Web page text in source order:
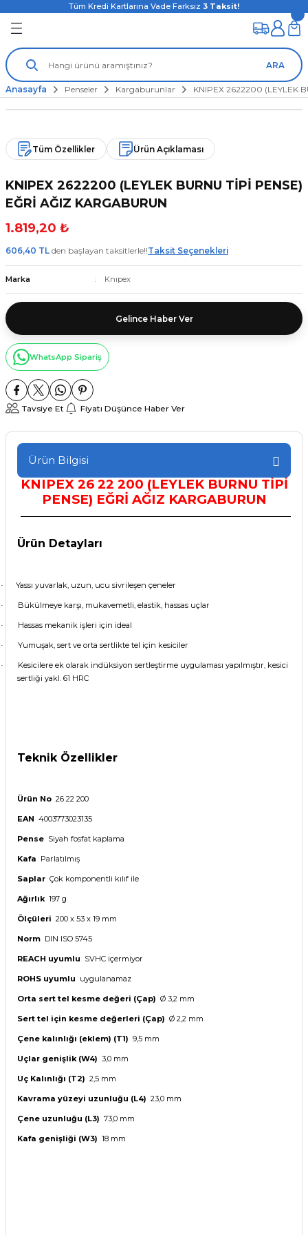
Tüm Kredi Kartlarına Vade Farksız 3 Taksit!
ARA
Anasayfa Penseler Kargaburunlar KNIPEX 2622200 (LEYLEK
Tüm Özellikler Ürün Açıklaması
KNIPEX 2622200 (LEYLEK BURNU TİPİ PENSE)
EĞRİ AĞIZ KARGABURUN
1.819,20 ₺
606,40 TL den başlayan taksitlerle!!Taksit Seçenekleri
Marka Knıpex
Gelince Haber Ver
WhatsApp Sipariş
Tavsiye Et Fiyatı Düşünce Haber Ver
Ürün Bilgisi
KNIPEX 26 22 200 (LEYLEK BURNU TİPİ
PENSE) EĞRİ AĞIZ KARGABURUN
Ürün Detayları
· Yassı yuvarlak, uzun, ucu sivrileşen çeneler
· Bükülmeye karşı, mukavemetli, elastik, hassas uçlar
· Hassas mekanik işleri için ideal
· Yumuşak, sert ve orta sertlikte tel için kesiciler
·
Kesicilere ek olarak indüksiyon sertleştirme uygulaması yapılmıştır, kesici
sertliği yakl. 61 HRC
Teknik Özellikler
Ürün No 26 22 200
EAN 4003773023135
Pense Siyah fosfat kaplama
Kafa Parlatılmış
Saplar Çok komponentli kılıf ile
Ağırlık 197 g
Ölçüleri 200 x 53 x 19 mm
Norm DIN ISO 5745
REACH uyumlu SVHC içermiyor
ROHS uyumlu uygulanamaz
Orta sert tel kesme değeri (Çap) Ø 3,2 mm
Sert tel için kesme değerleri (Çap) Ø 2,2 mm
Çene kalınlığı (eklem) (T1) 9,5 mm
Uçlar genişlik (W4) 3,0 mm
Uç Kalınlığı (T2) 2,5 mm
Kavrama yüzeyi uzunluğu (L4) 23,0 mm
Çene uzunluğu (L3) 73,0 mm
Kafa genişliği (W3) 18 mm